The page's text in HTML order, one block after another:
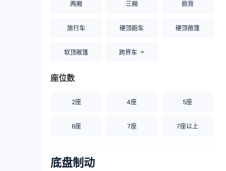
两厢 三厢 掀背
旅行车 硬顶跑车 硬顶敞篷
软顶敞篷 跨界车
座位数
2座 4座 5座
6座 7座 7座以上
底盘制动